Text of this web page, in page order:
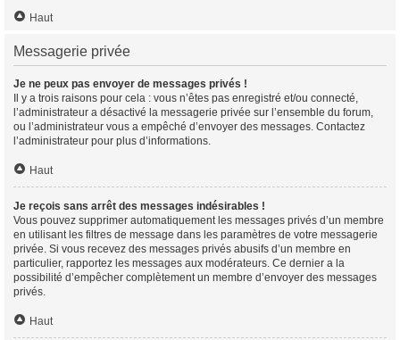
Haut
Messagerie privée
Je ne peux pas envoyer de messages privés !
Il y a trois raisons pour cela : vous n’êtes pas enregistré et/ou connecté,
l’administrateur a désactivé la messagerie privée sur l’ensemble du forum,
ou l’administrateur vous a empêché d’envoyer des messages. Contactez
l’administrateur pour plus d’informations.
Haut
Je reçois sans arrêt des messages indésirables !
Vous pouvez supprimer automatiquement les messages privés d’un membre
en utilisant les filtres de message dans les paramètres de votre messagerie
privée. Si vous recevez des messages privés abusifs d’un membre en
particulier, rapportez les messages aux modérateurs. Ce dernier a la
possibilité d’empêcher complètement un membre d’envoyer des messages
privés.
Haut